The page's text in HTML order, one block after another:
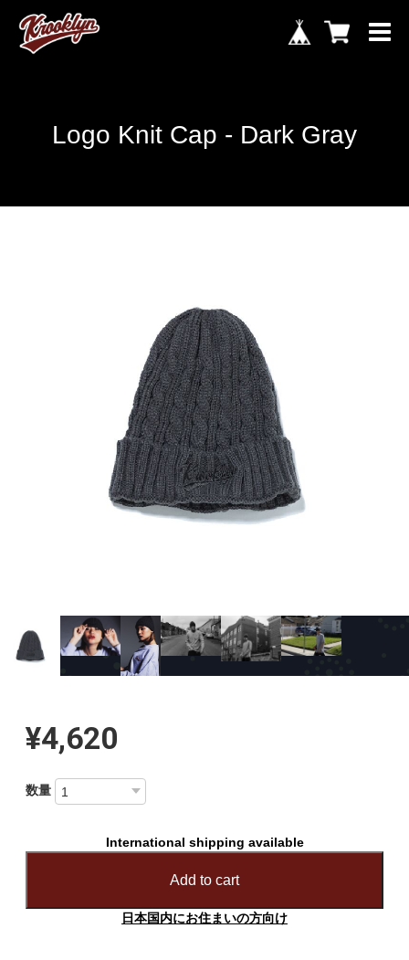
Logo Knit Cap - Dark Gray
¥4,620
数量
International shipping available
Add to cart
日本国内にお住まいの方向け